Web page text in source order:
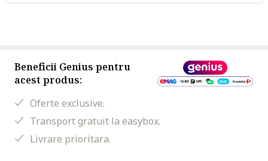
Beneficii Genius pentru
acest produs:
Oferte exclusive.
Transport gratuit la easybox.
Livrare prioritara.